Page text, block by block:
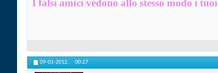
I falsi amici vedono allo stesso modo i
09-01-2012, 00:27